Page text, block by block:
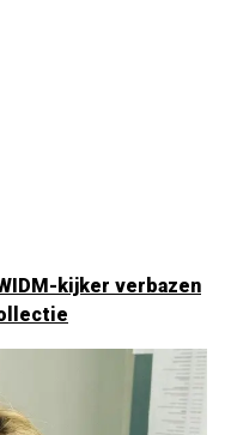
kijker verbazen